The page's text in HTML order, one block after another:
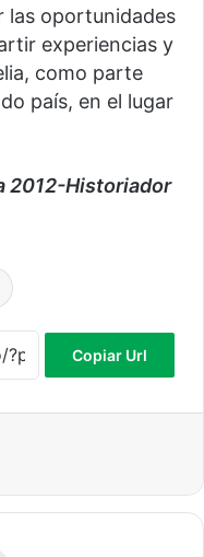
las oportunidades
experiencias y
como parte
país, en el lugar
2012-Historiador
Copiar Url